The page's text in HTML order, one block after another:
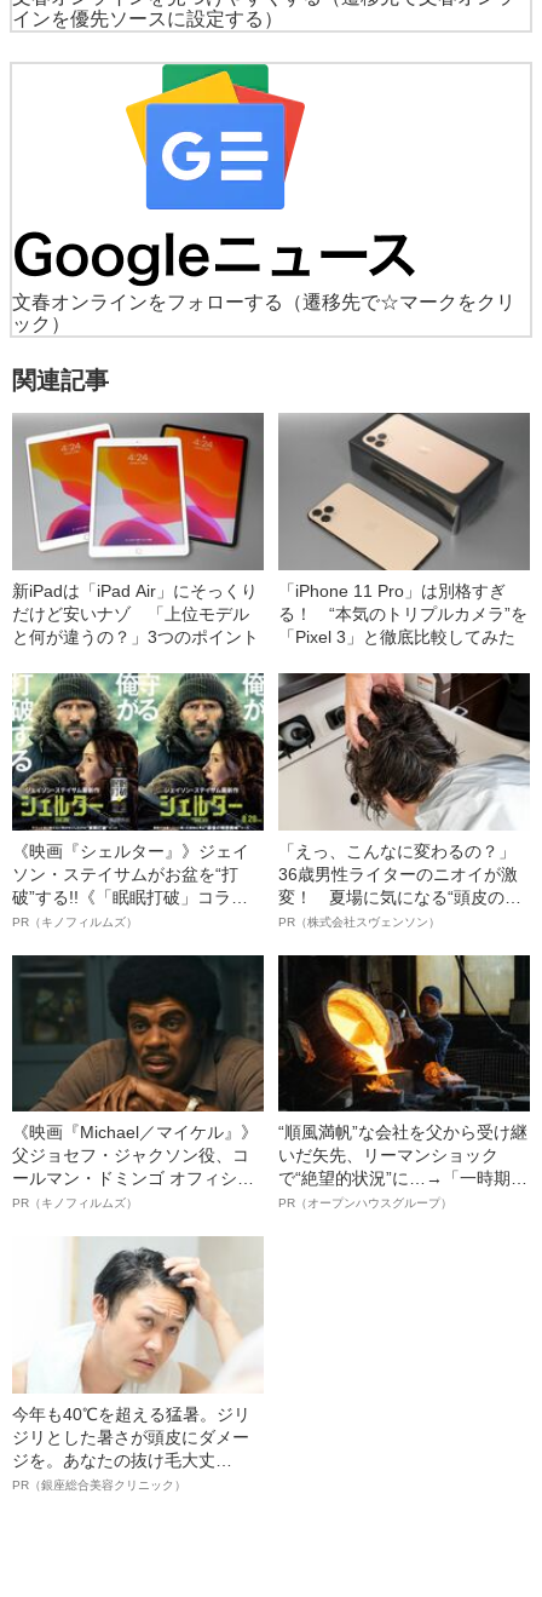
インを優先ソースに設定する）
文春オンラインをフォローする
（遷移先で☆マークをクリ
ック）
関連記事
新iPadは「iPad Air」にそっくり
だけど安いナゾ 「上位モデル
と何が違うの？」3つのポイント
「iPhone 11 Pro」は別格すぎ
る！ “本気のトリプルカメラ”を
「Pixel 3」と徹底比較してみた
《映画『シェルター』》ジェイ
ソン・ステイサムがお盆を“打
破”する!!《「眠眠打破」コラ
ボ》
PR（キノフィルムズ）
「えっ、こんなに変わるの？」
36歳男性ライターのニオイが激
変！ 夏場に気になる“頭皮のニ
オイ”や“ベタつき”を解消す
ト”が生み出した徹底ケアとは
PR（株式会社スヴェンソン）
《映画『Michael／マイケル』》
父ジョセフ・ジャクソン役、コ
ールマン・ドミンゴ オフィシャ
ルインタビュー“観客を魅了した
語る”《日本興収70億円突破》
PR（キノフィルムズ）
“順風満帆”な会社を父から受け継
いだ矢先、リーマンショック
で“絶望的状況”に…→「一時期は
納品3年待ち」のヒット商品を生
PR（オープンハウスグループ）
今年も40℃を超える猛暑。ジリ
ジリとした暑さが頭皮にダメー
ジを。あなたの抜け毛大丈
夫！？
PR（銀座総合美容クリニック）